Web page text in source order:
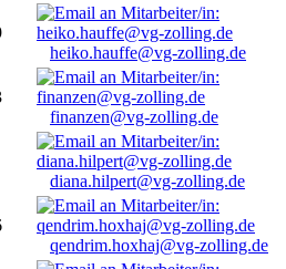
heiko.hauffe@vg-zolling.de
finanzen@vg-zolling.de
diana.hilpert@vg-zolling.de
qendrim.hoxhaj@vg-zolling.de